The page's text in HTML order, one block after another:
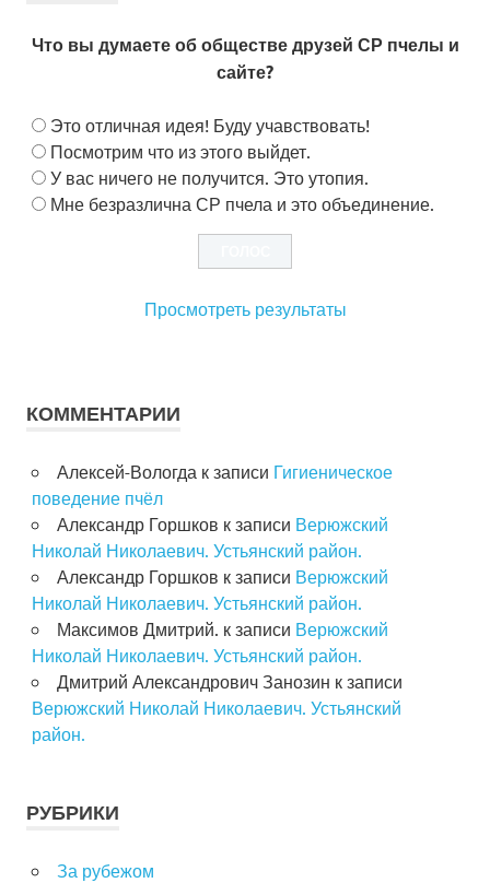
Что вы думаете об обществе друзей СР пчелы и
сайте?
Это отличная идея! Буду учавствовать!
Посмотрим что из этого выйдет.
У вас ничего не получится. Это утопия.
Мне безразлична СР пчела и это объединение.
Просмотреть результаты
КОММЕНТАРИИ
Алексей-Вологда к записи Гигиеническое
поведение пчёл
Александр Горшков к записи Верюжский
Николай Николаевич. Устьянский район.
Александр Горшков к записи Верюжский
Николай Николаевич. Устьянский район.
Максимов Дмитрий. к записи Верюжский
Николай Николаевич. Устьянский район.
Дмитрий Александрович Занозин к записи
Верюжский Николай Николаевич. Устьянский
район.
РУБРИКИ
За рубежом